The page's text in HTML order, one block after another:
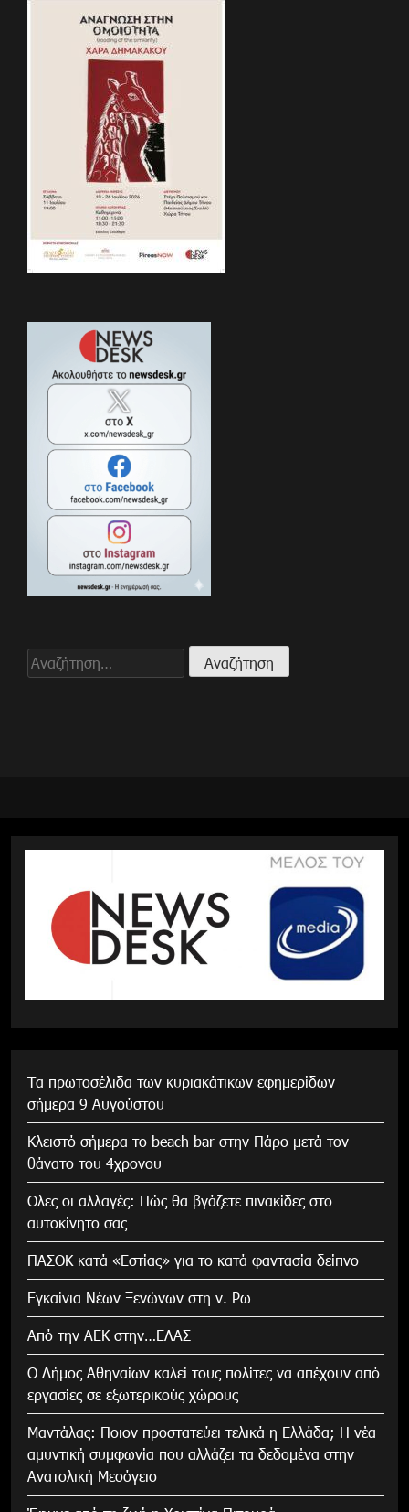
Αναζήτηση
για:
Τα πρωτοσέλιδα των κυριακάτικων εφημερίδων
σήμερα 9 Αυγούστου
Κλειστό σήμερα το beach bar στην Πάρο μετά τον
θάνατο του 4χρονου
Ολες οι αλλαγές: Πώς θα βγάζετε πινακίδες στο
αυτοκίνητο σας
ΠΑΣΟΚ κατά «Εστίας» για το κατά φαντασία δείπνο
Εγκαίνια Νέων Ξενώνων στη ν. Ρω
Από την ΑΕΚ στην…ΕΛΑΣ
Ο Δήμος Αθηναίων καλεί τους πολίτες να απέχουν από
εργασίες σε εξωτερικούς χώρους
Μαντάλας: Ποιον προστατεύει τελικά η Ελλάδα; Η νέα
αμυντική συμφωνία που αλλάζει τα δεδομένα στην
Ανατολική Μεσόγειο